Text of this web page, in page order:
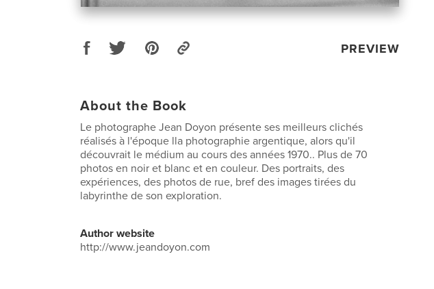
PREVIEW
About the Book
Le photographe Jean Doyon présente ses meilleurs clichés
réalisés à l'époque lla photographie argentique, alors qu'il
découvrait le médium au cours des années 1970.. Plus de 70
photos en noir et blanc et en couleur. Des portraits, des
expériences, des photos de rue, bref des images tirées du
labyrinthe de son exploration.
Author website
http://www.jeandoyon.com